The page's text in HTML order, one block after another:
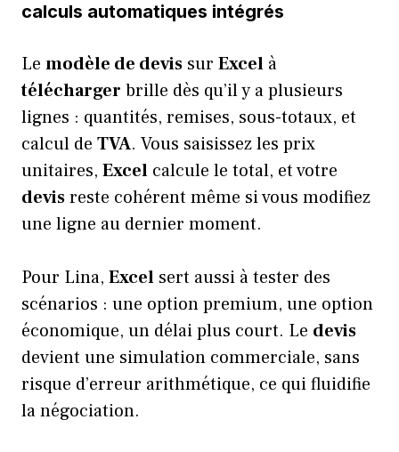
calculs automatiques intégrés
Le modèle de devis sur Excel à
télécharger brille dès qu’il y a plusieurs
lignes : quantités, remises, sous-totaux, et
calcul de TVA. Vous saisissez les prix
unitaires, Excel calcule le total, et votre
devisreste cohérent même si vous modifiez
une ligne au dernier moment.
Pour Lina, Excel sert aussi à tester des
scénarios : une option premium, une option
économique, un délai plus court. Le devis
devient une simulation commerciale, sans
risque d’erreur arithmétique, ce qui fluidifie
la négociation.